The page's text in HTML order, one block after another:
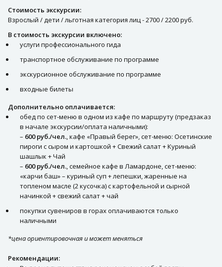
Стоимость экскурсии:
Взрослый / дети / льготная категория лиц - 2700 / 2200 руб.
В стоимость экскурсии включено:
услуги профессионального гида
транспортное обслуживание по программе
экскурсионное обслуживание по программе
входные билеты
Дополнительно оплачивается:
обед по сет-меню в одном из кафе по маршруту (предзаказ
в начале экскурсии/оплата наличными):
– 600 руб./чел., кафе «Правый берег», сет-меню: Осетинские
пироги с сыром и картошкой + Свежий салат + Куриный
шашлык + Чай
– 600 руб./чел., семейное кафе в Ламардоне, сет-меню:
«карчи баш» – куриный суп + лепешки, жаренные на
топленом масле (2 кусочка) с картофельной и сырной
начинкой + свежий салат + чай
покупки сувениров в горах оплачиваются только
наличными
*цена ориентировочная и может меняться
Рекомендации: